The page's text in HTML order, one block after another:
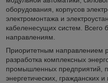
оборудования, корпусов
электромонтажа и
кабеленесущих систем. Всего
направлениям.
Приоритетным направлением
разработка комплексных
промышленных предприятий,
энергетических, гражданских